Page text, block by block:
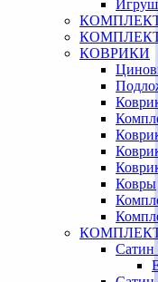
КОВРИКИ
Ковры
Сатин